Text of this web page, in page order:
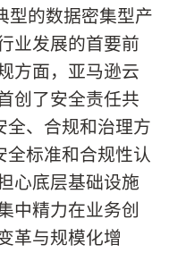
型的数据密集型产
业发展的首要前
方面，亚马逊云
创了安全责任共
、合规和治理方
标准和合规性认
心底层基础设施
中精力在业务创
革与规模化增